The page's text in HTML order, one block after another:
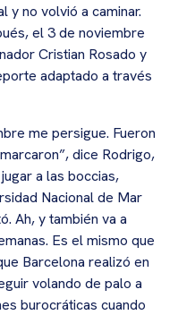
y no volvió a caminar.
el 3 de noviembre
Cristian Rosado y
adaptado a través
me persigue. Fueron
dice Rodrigo,
a las boccias,
Nacional de Mar
Ah, y también va a
Es el mismo que
Barcelona realizó en
volando de palo a
burocráticas cuando